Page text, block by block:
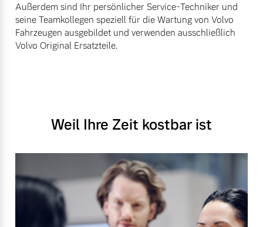
Außerdem sind Ihr persönlicher Service-Techniker und
seine Teamkollegen speziell für die Wartung von Volvo
Fahrzeugen ausgebildet und verwenden ausschließlich
Volvo Original Ersatzteile.
Weil Ihre Zeit kostbar ist